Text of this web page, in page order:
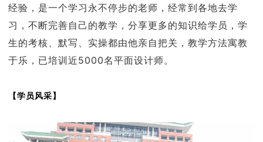
经验，是一个学习永不停步的老师，经常到各地去学
习，不断完善自己的教学，分享更多的知识给学员，学
生的考核、默写、实操都由他亲自把关，教学方法寓教
于乐，已培训近5000名平面设计师。
【学员风采】